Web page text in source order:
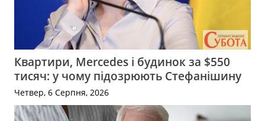
Квартири, Mercedes і будинок за $550
тисяч: у чому підозрюють Стефанішину
Четвер, 6 Серпня, 2026